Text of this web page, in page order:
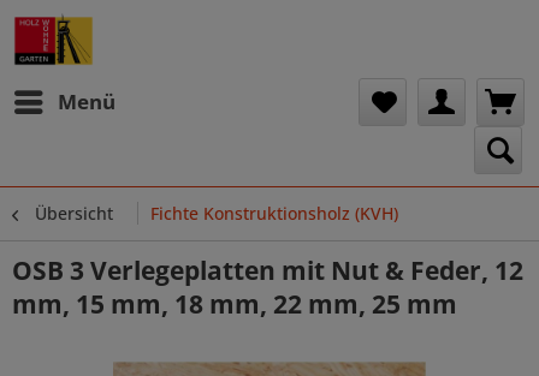
Menü
Übersicht Fichte Konstruktionsholz (KVH)
OSB 3 Verlegeplatten mit Nut & Feder, 12
mm, 15 mm, 18 mm, 22 mm, 25 mm